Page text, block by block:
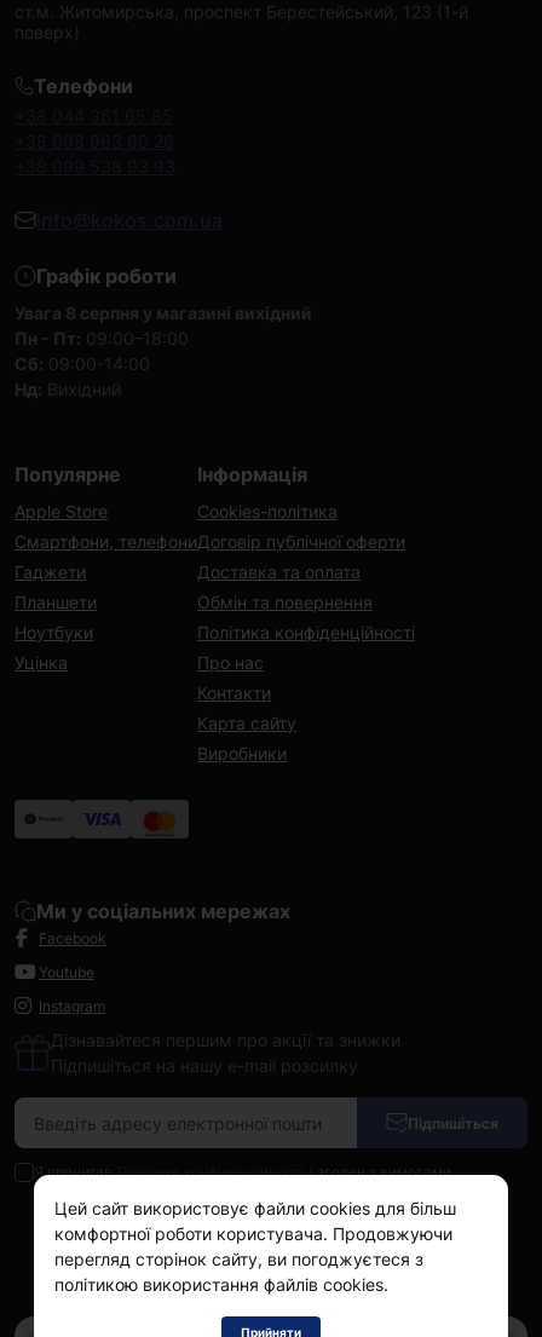
ст.м. Житомирська, проспект Берестейський, 123 (1-й
поверх)
Телефони
+38 044 361 65 85
+38 098 963 60 26
+38 099 538 93 93
info@kokos.com.ua
Графік роботи
Увага 8 серпня у магазині вихідний
Пн - Пт: 09:00–18:00
Сб: 09:00-14:00
Нд: Вихідний
Популярне
Apple Store
Смартфони, телефони
Гаджети
Планшети
Ноутбуки
Уцінка
Інформація
Cookies-політика
Договір публічної оферти
Доставка та оплата
Обмін та повернення
Політика конфіденційності
Про нас
Контакти
Карта сайту
Виробники
Ми у соціальних мережах
Facebook
Youtube
Instagram
Дізнавайтеся першим про акції та знижки
Підпишіться на нашу e-mail розсилку
Підпишіться
Я прочитав Політика конфіденційності і згоден з вимогами
Kokos.com.ua © 2026
Цей сайт використовує файли cookies для більш
комфортної роботи користувача. Продовжуючи
перегляд сторінок сайту, ви погоджуєтеся з
політикою використання файлів cookies.
Прийняти